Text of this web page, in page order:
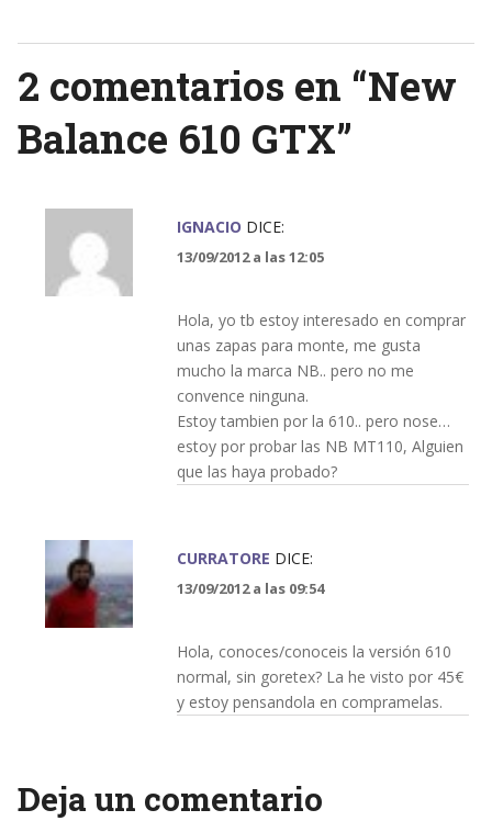
2 comentarios en “New
Balance 610 GTX”
IGNACIO DICE:
13/09/2012 a las 12:05
Hola, yo tb estoy interesado en comprar
unas zapas para monte, me gusta
mucho la marca NB.. pero no me
convence ninguna.
Estoy tambien por la 610.. pero nose…
estoy por probar las NB MT110, Alguien
que las haya probado?
CURRATORE DICE:
13/09/2012 a las 09:54
Hola, conoces/conoceis la versión 610
normal, sin goretex? La he visto por 45€
y estoy pensandola en compramelas.
Deja un comentario